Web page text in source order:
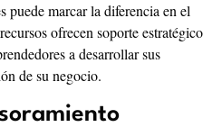
puede marcar la diferencia en el
ofrecen soporte estratégico
a desarrollar sus
de su negocio.